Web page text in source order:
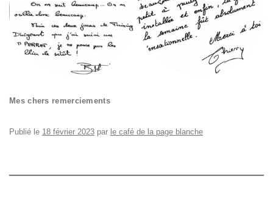
Mes chers remerciements
Publié le 18 février 2023 par le café de la page blanche